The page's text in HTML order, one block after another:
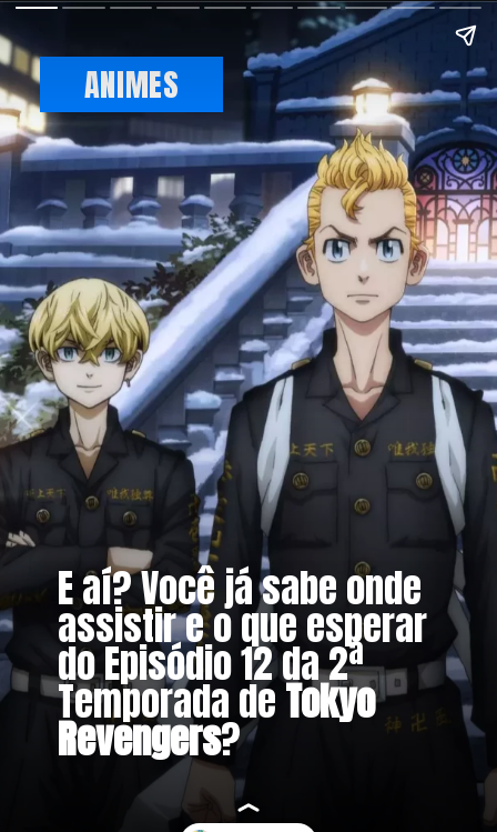
E aí? Você já sabe onde
assistir e o que esperar
do Episódio 12 da 2ª
Temporada deTokyo
Revengers?
ANIMES